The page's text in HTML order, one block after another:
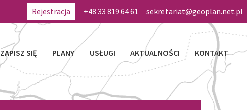
Rejestracja +48 33 819 64 61 sekretariat@geoplan.net.pl
ZAPISZ SIĘ PLANY USŁUGI AKTUALNOŚCI KONTAKT